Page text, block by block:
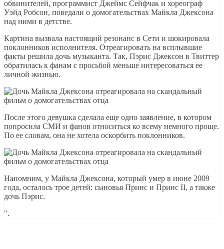
обвинителей, программист Джеймс Сейфчак и хореограф
Уэйд Робсон, поведали о домогательствах Майкла Джексона
над ними в детстве.
Картина вызвала настоящий резонанс в Сети и шокировала
поклонников исполнителя. Отреагировать на всплывшие
факты решила дочь музыканта. Так, Пэрис Джексон в Твиттер
обратилась к фанам с просьбой меньше интересоваться ее
личной жизнью.
После этого девушка сделала еще одно заявление, в котором
попросила СМИ и фанов относиться ко всему немного проще.
По ее словам, она не хотела оскорбить поклонников.
Напомним, у Майкла Джексона, который умер в июне 2009
года, осталось трое детей: сыновья Принс и Принс II, а также
дочь Пэрис.
".